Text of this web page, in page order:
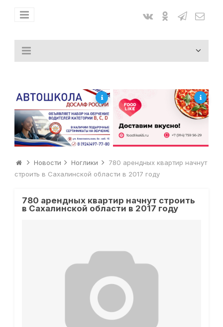
Новости Ноглики
780 арендных квартир начнут
строить в Сахалинской области в 2017 году
780 арендных квартир начнут строить
в Сахалинской области в 2017 году